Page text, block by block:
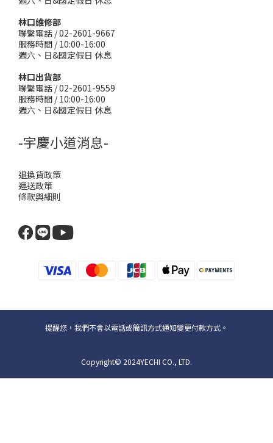
林口維修部
聯繫電話 / 02-2601-9667
服務時間 / 10:00-16:00
週六、日&國定假日 休息
林口出貨部
聯繫電話 / 02-2601-9559
服務時間 / 10:00-16:00
週六、日&國定假日 休息
-宇慶小道消息-
退換貨政策
運送政策
條款與細則
提醒您，我們不會以電話或簡訊方式通知變更付款方式。
Copyright© 2024YECHI CO., LTD.